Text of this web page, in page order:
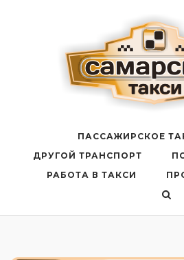
ПАССАЖИРСКОЕ
ДРУГОЙ ТРАНСПОРТ
РАБОТА В ТАКСИ